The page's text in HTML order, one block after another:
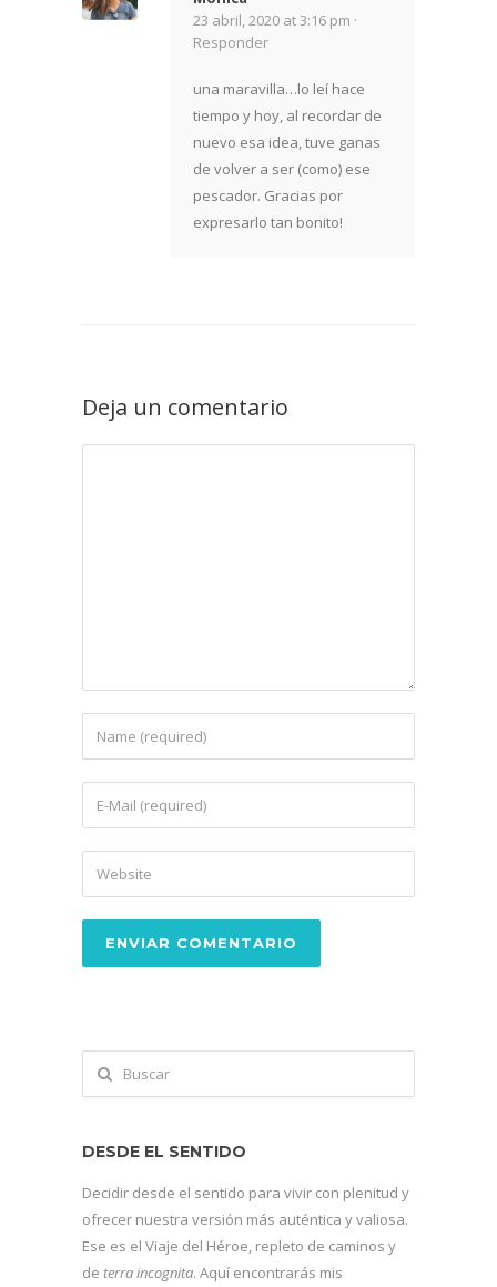
23 abril, 2020 at 3:16 pm ·
Responder
una maravilla…lo leí hace
tiempo y hoy, al recordar de
nuevo esa idea, tuve ganas
de volver a ser (como) ese
pescador. Gracias por
expresarlo tan bonito!
Deja un comentario
DESDE EL SENTIDO
Decidir desde el sentido para vivir con plenitud y
ofrecer nuestra versión más auténtica y valiosa.
Ese es el Viaje del Héroe, repleto de caminos y
de terra incognita. Aquí encontrarás mis